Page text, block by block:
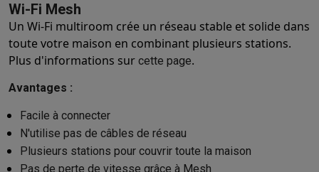
Wi-Fi Mesh
Un Wi-Fi multiroom crée un réseau stable et solide dans
toute votre maison en combinant plusieurs stations.
Plus d'informations sur cette page.
Avantages :
Facile à connecter
N'utilise pas de câbles de réseau
Plusieurs stations pour couvrir toute la maison
Pas de perte de vitesse grâce à Mesh